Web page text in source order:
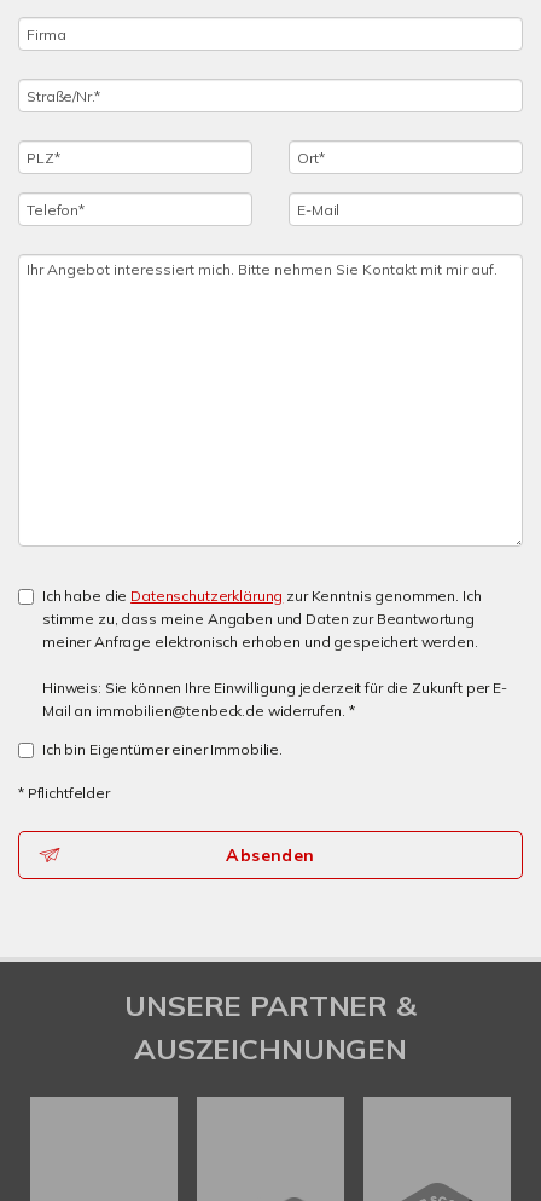
Ich habe die Datenschutzerklärung zur Kenntnis genommen. Ich
stimme zu, dass meine Angaben und Daten zur Beantwortung
meiner Anfrage elektronisch erhoben und gespeichert werden.
Hinweis: Sie können Ihre Einwilligung jederzeit für die Zukunft per E-
Mail an immobilien@tenbeck.de widerrufen. *
Ich bin Eigentümer einer Immobilie.
* Pflichtfelder
Absenden
UNSERE PARTNER &
AUSZEICHNUNGEN